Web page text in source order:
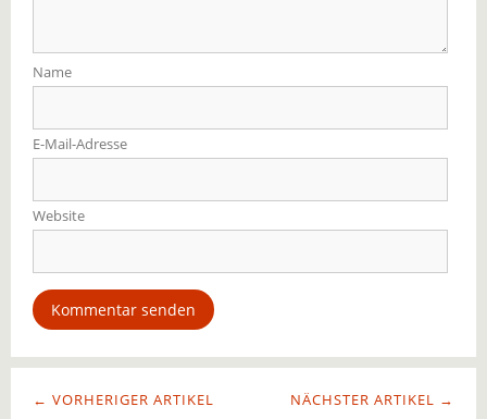
Name
E-Mail-Adresse
Website
NÄCHSTER ARTIKEL →
← VORHERIGER ARTIKEL